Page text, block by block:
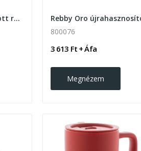
Aricha újrahasznosított rozsdamentes acél...
800076
3 613 Ft + Áfa
Megnézem